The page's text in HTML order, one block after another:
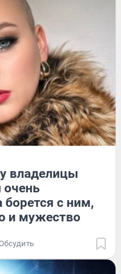
владелицы
очень
с ним,
и мужество